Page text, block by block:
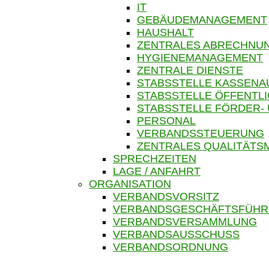
IT
GEBÄUDEMANAGEMENT
HAUSHALT
ZENTRALES
HYGIENEMANAGEMENT
ZENTRALE DIENSTE
STABSSTELLE
STABSSTELLE
STABSSTELLE
PERSONAL
VERBANDSSTEUERUNG
ZENTRALES
SPRECHZEITEN
LAGE / ANFAHRT
ORGANISATION
VERBANDSVORSITZ
VERBANDSVERSAMMLUNG
VERBANDSAUSSCHUSS
VERBANDSORDNUNG